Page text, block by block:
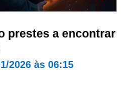
prestes a encontrar
2026 às 06:15